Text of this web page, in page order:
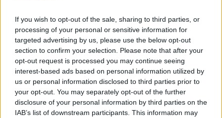
If you wish to opt-out of the sale, sharing to third parties, or
processing of your personal or sensitive information for
targeted advertising by us, please use the below opt-out
section to confirm your selection. Please note that after your
opt-out request is processed you may continue seeing
interest-based ads based on personal information utilized by
us or personal information disclosed to third parties prior to
your opt-out. You may separately opt-out of the further
disclosure of your personal information by third parties on the
IAB’s list of downstream participants. This information may
HELLENiQ ENERGY: Κέρδη
393 εκατ. ευρώ στο α'
εξάμηνο – Στα 734 εκατ.
ευρώ τα EBITDA
ΣΤΑΣΥ: 29,4 χλμ. νέων
σιδηροτροχιών στο Μετρό
της Αθήνας - Στο τελικό
στάδιο το μεγαλύτερο έργο
αναβάθμισης